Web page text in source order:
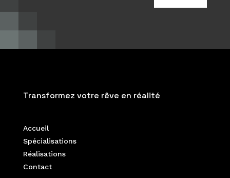
Transformez votre rêve en réalité
Accueil
Spécialisations
Réalisations
Contact